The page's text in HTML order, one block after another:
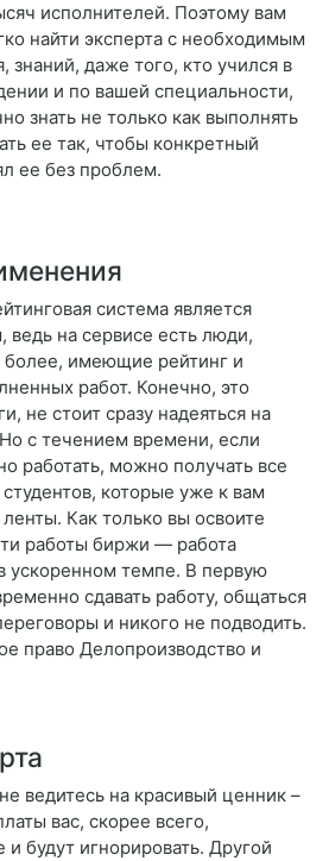
исполнителей. Поэтому вам
найти эксперта с необходимым
знаний, даже того, кто учился в
и по вашей специальности,
знать не только как выполнять
ее так, чтобы конкретный
ее без проблем.
система является
на сервисе есть люди,
имеющие рейтинг и
работ. Конечно, это
не стоит сразу надеяться на
с течением времени, если
работать, можно получать все
которые уже к вам
Как только вы освоите
работы биржи — работа
ускоренном темпе. В первую
сдавать работу, общаться
и никого не подводить.
право Делопроизводство и
ведитесь на красивый ценник –
вас, скорее всего,
и будут игнорировать. Другой